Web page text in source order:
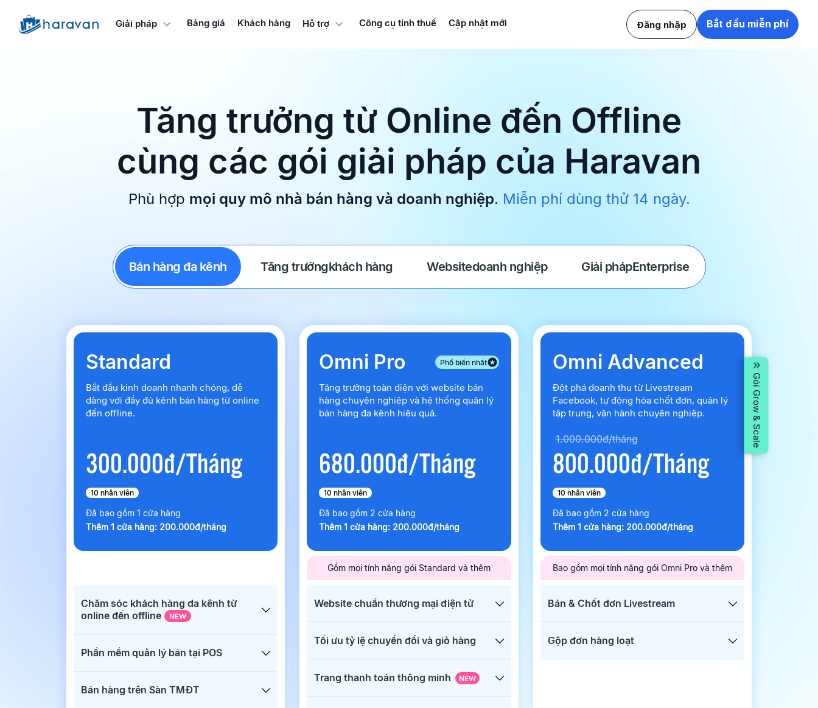
Giải pháp Bảng giá Khách hàng Hỗ trợ Công cụ tính thuế Cập nhật mới Đăng nhập Bắt đầu miễn phí
Tăng trưởng từ Online đến Offline
cùng các gói giải pháp của Haravan
Phù hợp mọi quy mô nhà bán hàng và doanh nghiệp. Miễn phí dùng thử 14 ngày.
Bán hàng đa kênh Tăng trưởngkhách hàng Websitedoanh nghiệp Giải phápEnterprise
Standard
Bắt đầu kinh doanh nhanh chóng, dễ
dàng với đầy đủ kênh bán hàng từ online
đến offline.
300.000đ/Tháng
10 nhân viên
Đã bao gồm 1 cửa hàng
Thêm 1 cửa hàng: 200.000đ/tháng
Chăm sóc khách hàng đa kênh từ
online đến offline
NEW
Phần mềm quản lý bán tại POS
Bán hàng trên Sàn TMĐT
Omni Pro Phổ biến nhất
Tăng trưởng toàn diện với website bán
hàng chuyên nghiệp và hệ thống quản lý
bán hàng đa kênh hiệu quả.
680.000đ/Tháng
10 nhân viên
Đã bao gồm 2 cửa hàng
Thêm 1 cửa hàng: 200.000đ/tháng
Gồm mọi tính năng gói Standard và thêm
Website chuẩn thương mại điện tử
Tối ưu tỷ lệ chuyển đổi và giỏ hàng
Trang thanh toán thông minh NEW
Omni Advanced
Đột phá doanh thu từ Livestream
Facebook, tự động hóa chốt đơn, quản lý
tập trung, vận hành chuyên nghiệp.
1.000.000đ/tháng
800.000đ/Tháng
10 nhân viên
Đã bao gồm 2 cửa hàng
Thêm 1 cửa hàng: 200.000đ/tháng
Gói Grow & Scale
Bao gồm mọi tính năng gói Omni Pro và thêm
Bán & Chốt đơn Livestream
Gộp đơn hàng loạt